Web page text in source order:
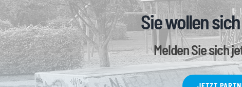
Sie wollen
Melden Sie sich